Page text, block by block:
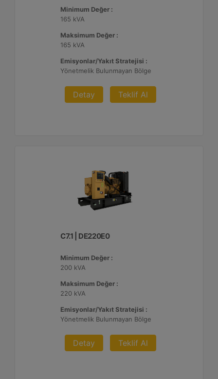
Minimum Değer :
165 kVA
Maksimum Değer :
165 kVA
Emisyonlar/Yakıt Stratejisi :
Yönetmelik Bulunmayan Bölge
Detay Teklif Al
C7.1 | DE220E0
Minimum Değer :
200 kVA
Maksimum Değer :
220 kVA
Emisyonlar/Yakıt Stratejisi :
Yönetmelik Bulunmayan Bölge
Detay Teklif Al